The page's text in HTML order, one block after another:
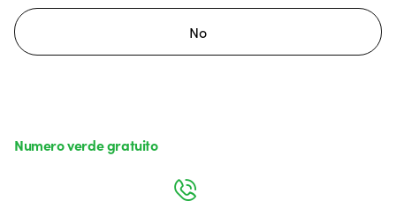
No
Numero verde gratuito